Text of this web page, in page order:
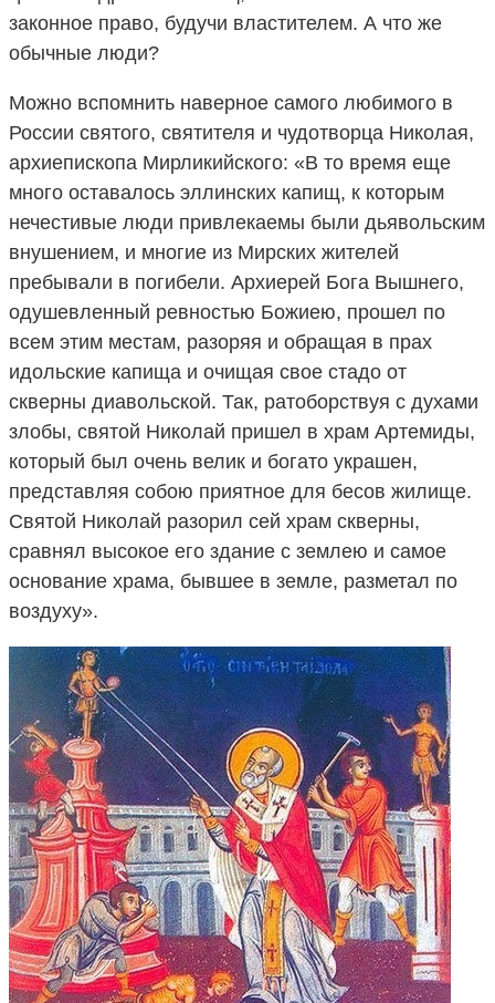
законное право, будучи властителем. А что же
обычные люди?
Можно вспомнить наверное самого любимого в
России святого, святителя и чудотворца Николая,
архиепископа Мирликийского: «В то время еще
много оставалось эллинских капищ, к которым
нечестивые люди привлекаемы были дьявольским
внушением, и многие из Мирских жителей
пребывали в погибели. Архиерей Бога Вышнего,
одушевленный ревностью Божиею, прошел по
всем этим местам, разоряя и обращая в прах
идольские капища и очищая свое стадо от
скверны диавольской. Так, ратоборствуя с духами
злобы, святой Николай пришел в храм Артемиды,
который был очень велик и богато украшен,
представляя собою приятное для бесов жилище.
Святой Николай разорил сей храм скверны,
сравнял высокое его здание с землею и самое
основание храма, бывшее в земле, разметал по
воздуху».